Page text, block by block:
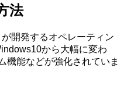
法
開発するオペレーティン
から大幅に変わ
機能などが強化されていま